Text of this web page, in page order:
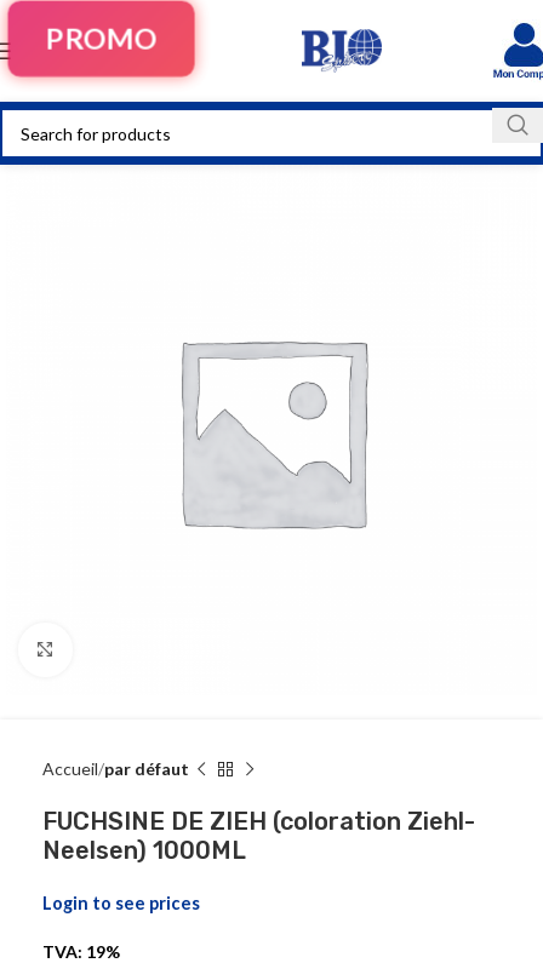
PROMO
Accueil par défaut
FUCHSINE DE ZIEH (coloration Ziehl-
Neelsen) 1000ML
Login to see prices
TVA: 19%